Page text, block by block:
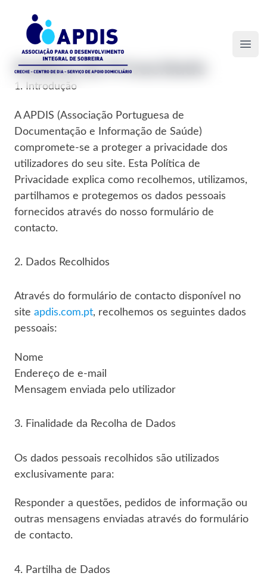
Associação Para o Desenvolvimento Integral de
Política de Privacidade
1. Introdução
A APDIS (Associação Portuguesa de
Documentação e Informação de Saúde)
compromete-se a proteger a privacidade dos
utilizadores do seu site. Esta Política de
Privacidade explica como recolhemos, utilizamos,
partilhamos e protegemos os dados pessoais
fornecidos através do nosso formulário de
contacto.
2. Dados Recolhidos
Através do formulário de contacto disponível no
site apdis.com.pt, recolhemos os seguintes dados
pessoais:
Nome
Endereço de e-mail
Mensagem enviada pelo utilizador
3. Finalidade da Recolha de Dados
Os dados pessoais recolhidos são utilizados
exclusivamente para:
Responder a questões, pedidos de informação ou
outras mensagens enviadas através do formulário
de contacto.
4. Partilha de Dados